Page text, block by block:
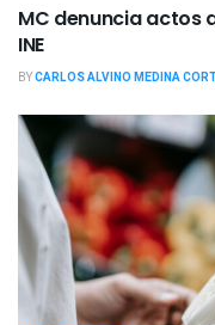
MC denuncia actos
INE
BYCARLOS ALVINO MEDINA